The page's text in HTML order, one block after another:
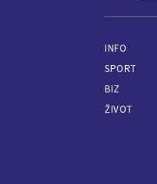
INFO
SPORT
BIZ
ŽIVOT